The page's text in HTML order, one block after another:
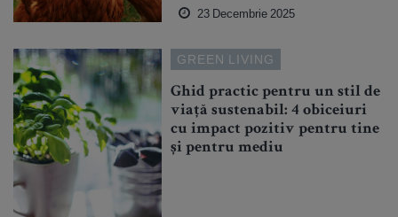
23 Decembrie 2025
GREEN LIVING
Ghid practic pentru un stil de
viață sustenabil: 4 obiceiuri
cu impact pozitiv pentru tine
și pentru mediu